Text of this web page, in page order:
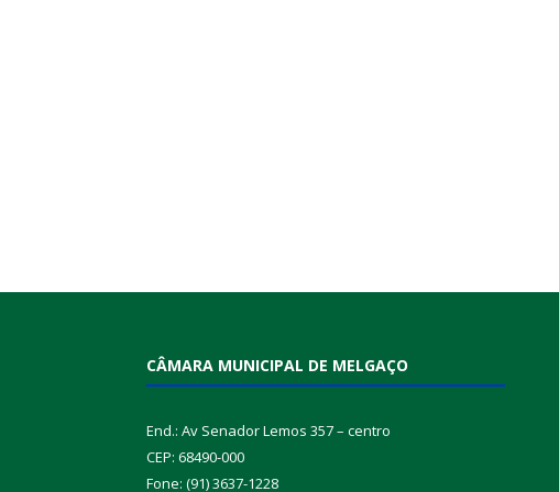
CÂMARA MUNICIPAL DE MELGAÇO
End.: Av Senador Lemos 357 – centro
CEP: 68490-000
Fone: (91) 3637-1228